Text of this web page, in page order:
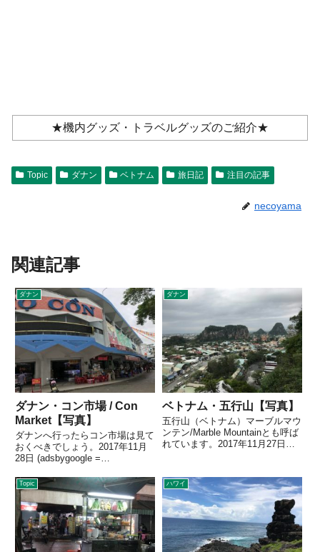
★機内グッズ・トラベルグッズのご紹介★
Topic ダナン ベトナム 旅日記 注目の記事
necoyama
関連記事
ダナン
ダナン・コン市場 / Con
Market【写真】
ダナンへ行ったらコン市場は見て
おくべきでしょう。2017年11月
28日 (adsbygoogle =
[]).push({});その他のベトナム情報
バンダホテルベトナム中部3日目
ベトナム中部2日目
ダナン
ベトナム・五行山【写真】
五行山（ベトナム）マーブルマウ
ンテン/Marble Mountainとも呼ば
れています。2017年11月27日
[]).push({});その他のベトナム情報
バンダホ...
Topic ハワイ